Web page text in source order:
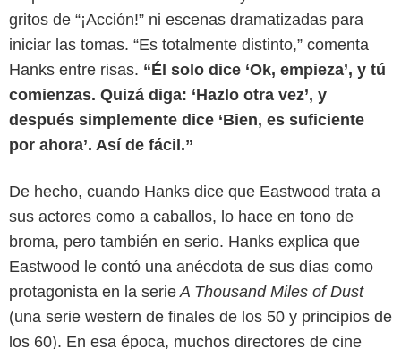
gritos de “¡Acción!” ni escenas dramatizadas para
iniciar las tomas. “Es totalmente distinto,” comenta
Hanks entre risas. “Él solo dice ‘Ok, empieza’, y tú
comienzas. Quizá diga: ‘Hazlo otra vez’, y
después simplemente dice ‘Bien, es suficiente
por ahora’. Así de fácil.”
De hecho, cuando Hanks dice que Eastwood trata a
sus actores como a caballos, lo hace en tono de
broma, pero también en serio. Hanks explica que
Eastwood le contó una anécdota de sus días como
protagonista en la serieA Thousand Miles of Dust
(una serie western de finales de los 50 y principios de
los 60). En esa época, muchos directores de cine
El Comercio Perú